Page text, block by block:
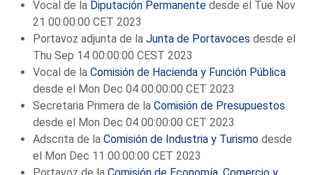
Vocal de la Diputación Permanente desde el Tue Nov
21 00:00:00 CET 2023
Portavoz adjunta de laJunta de Portavoces desde el
Thu Sep 14 00:00:00 CEST 2023
Vocal de laComisión de Hacienda y Función Pública
desde el Mon Dec 04 00:00:00 CET 2023
Secretaria Primera de laComisión de Presupuestos
desde el Mon Dec 04 00:00:00 CET 2023
Adscrita de laComisión de Industria y Turismo desde
el Mon Dec 11 00:00:00 CET 2023